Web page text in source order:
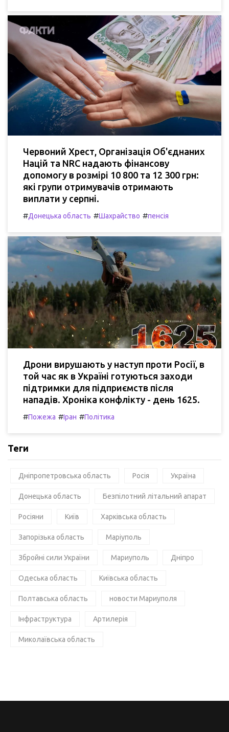
Червоний Хрест, Організація Об'єднаних
Націй та NRC надають фінансову
допомогу в розмірі 10 800 та 12 300 грн:
які групи отримувачів отримають
виплати у серпні.
#Донецька область #Шахрайство #пенсія
Дрони вирушають у наступ проти Росії, в
той час як в Україні готуються заходи
підтримки для підприємств після
нападів. Хроніка конфлікту - день 1625.
#Пожежа #Іран #Політика
Теги
Дніпропетровська область Росія Україна
Донецька область Безпілотний літальний апарат
Росіяни Київ Харківська область
Запорізька область Маріуполь
Збройні сили України Мариуполь Дніпро
Одеська область Київська область
Полтавська область новости Мариуполя
Інфраструктура Артилерія
Миколаївська область